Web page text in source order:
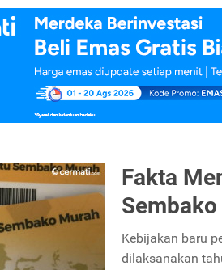
Fakta
Kebijakan baru
dilaksanakan